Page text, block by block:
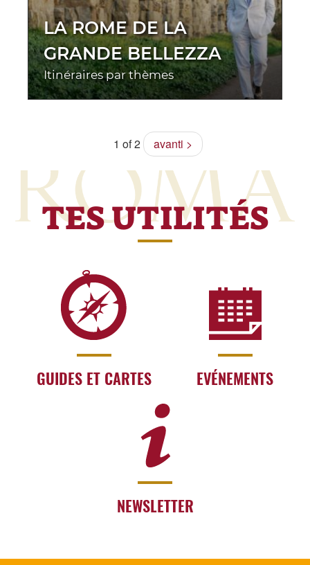
LA ROME DE LA
GRANDE BELLEZZA
Itinéraires par thèmes
1 of 2 avanti >
TES UTILITÉS
GUIDES ET CARTES EVÉNEMENTS
NEWSLETTER